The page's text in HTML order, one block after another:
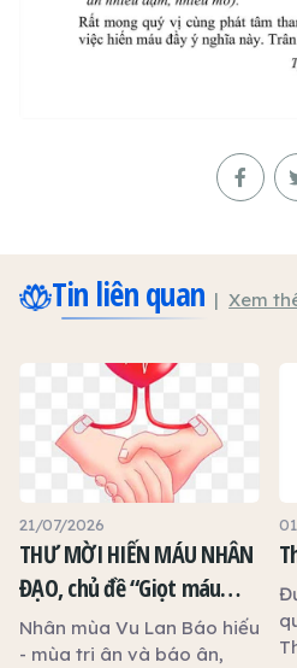
Tin liên quan Xem
21/07/2026
THƯ MỜI HIẾN MÁU NHÂN
ĐẠO, chủ đề “Giọt máu
hiếu thảo - mùa Vu lan”
Nhân mùa Vu Lan Báo hiếu
- mùa tri ân và báo ân,